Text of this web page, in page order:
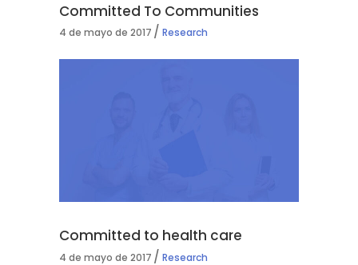
Committed To Communities
4 de mayo de 2017 Research
Committed to health care
4 de mayo de 2017 Research